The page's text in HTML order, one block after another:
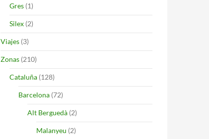
Gres (1)
Silex (2)
Viajes (3)
Zonas (210)
Cataluña (128)
Barcelona (72)
Alt Berguedà (2)
Malanyeu (2)